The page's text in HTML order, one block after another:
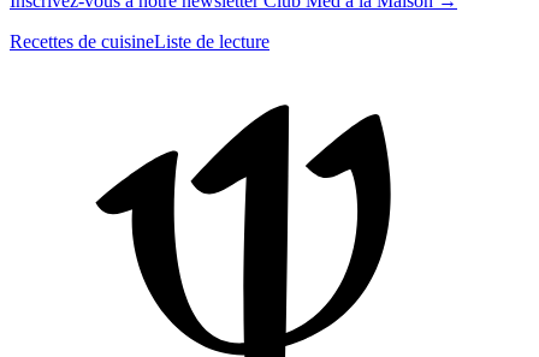
Recettes de cuisineListe de lecture